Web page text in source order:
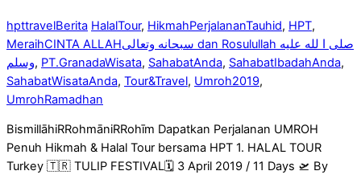
hpttravelBerita HalalTour, HikmahPerjalananTauhid, HPT,
MeraihCINTA ALLAHسبحانه وتعالى dan Rosulullah صلى ا لله عليه
وسلم, PT.GranadaWisata, SahabatAnda, SahabatIbadahAnda,
SahabatWisataAnda, Tour&Travel, Umroh2019,
UmrohRamadhan
BismillāhiRRohmāniRRohīm Dapatkan Perjalanan UMROH
Penuh Hikmah & Halal Tour bersama HPT 1. HALAL TOUR
Turkey 🇹🇷 TULIP FESTIVAL🗓 3 April 2019 / 11 Days 🛫 By